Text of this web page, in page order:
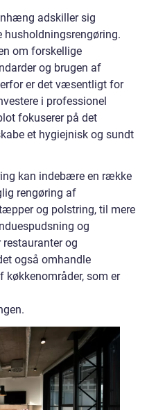
adskiller sig
om forskellige
og brugen af
er det væsentligt for
i professionel
fokuserer på det
et hygiejnisk og sundt
kan indebære en række
rengøring af
og polstring, til mere
og
og
også omhandle
køkkenområder, som er